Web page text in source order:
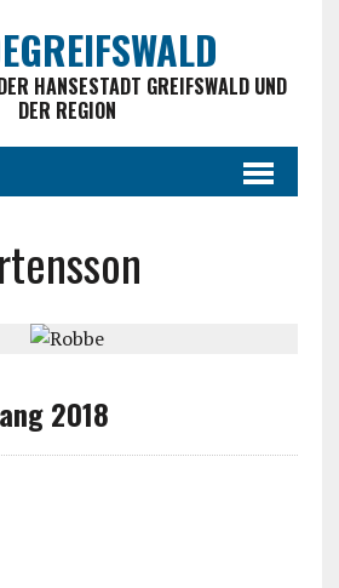
HANSESTADT GREIFSWALD UND
DER REGION
2018